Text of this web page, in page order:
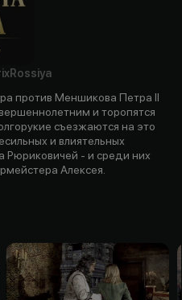
Rossiya
против Меншикова Петра II
и торопятся
съезжаются на это
и влиятельных
Рюриковичей - и среди них
Алексея.